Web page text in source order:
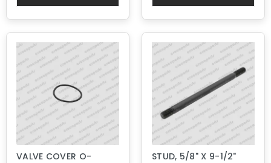
VALVE COVER O-
STUD, 5/8" X 9-1/2"